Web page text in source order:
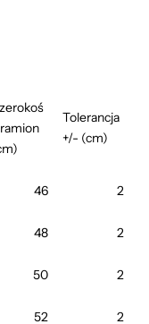
Tolerancja
+/- (cm)
46 2
48 2
50 2
52 2